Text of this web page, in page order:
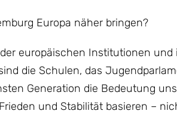
Europa näher bringen?
europäischen Institutionen und
die Schulen, das
Generation die Bedeutung
und Stabilität basieren –